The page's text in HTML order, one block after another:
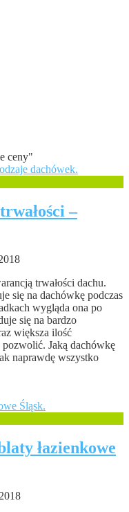
ceny"
–
trwałości dachu.
się na dachówkę podczas
wygląda ona po
się na bardzo
większa ilość
Jaką dachówkę
naprawdę wszystko
łazienkowe